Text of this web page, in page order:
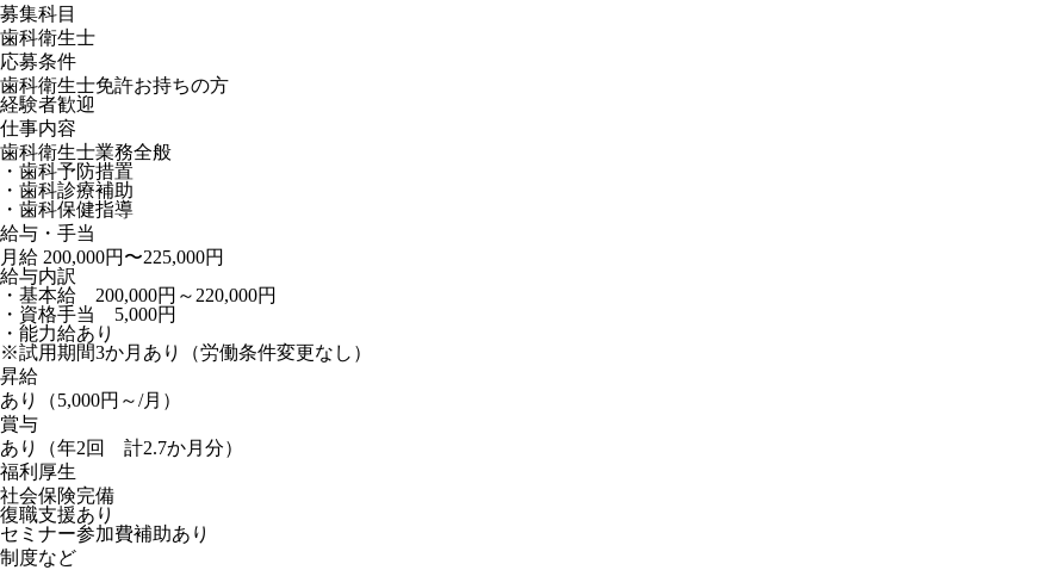
募集科目
歯科衛生士
応募条件
歯科衛生士免許お持ちの方
経験者歓迎
仕事内容
歯科衛生士業務全般
・歯科予防措置
・歯科診療補助
・歯科保健指導
給与・手当
月給 200,000円〜225,000円
給与内訳
・基本給 200,000円～220,000円
・資格手当 5,000円
・能力給あり
※試用期間3か月あり（労働条件変更なし）
昇給
あり（5,000円～/月）
賞与
あり（年2回 計2.7か月分）
福利厚生
社会保険完備
復職支援あり
セミナー参加費補助あり
制度など